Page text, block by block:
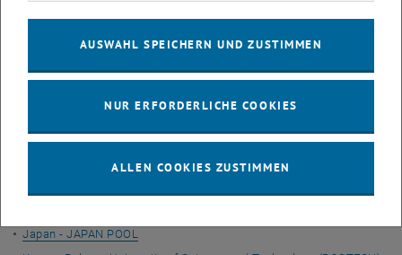
Zuerkennung: Die Reihung und Auswahl erfolgt durch von den
Koordinator_innen von International Relations and Global Affairs
unter Berücksichtigung Ihrer Angaben, der verfügbaren Plätze sowie
Asien
Japan - JAPAN POOL
AUSWAHL SPEICHERN UND ZUSTIMMEN
NUR ERFORDERLICHE COOKIES
ALLEN COOKIES ZUSTIMMEN